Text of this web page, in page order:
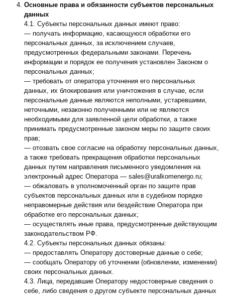
Основные права и обязанности субъектов персональных
данных
4.1. Субъекты персональных данных имеют право:
— получать информацию, касающуюся обработки его
персональных данных, за исключением случаев,
предусмотренных федеральными законами. Перечень
информации и порядок ее получения установлен Законом о
персональных данных;
— требовать от оператора уточнения его персональных
данных, их блокирования или уничтожения в случае, если
персональные данные являются неполными, устаревшими,
неточными, незаконно полученными или не являются
необходимыми для заявленной цели обработки, а также
принимать предусмотренные законом меры по защите своих
прав;
— отозвать свое согласие на обработку персональных данных,
а также требовать прекращения обработки персональных
данных путем направления письменного уведомления на
электронный адрес Оператора — sales@uralkomenergo.ru;
— обжаловать в уполномоченный орган по защите прав
субъектов персональных данных или в судебном порядке
неправомерные действия или бездействие Оператора при
обработке его персональных данных;
— осуществлять иные права, предусмотренные действующим
законодательством РФ.
4.2. Субъекты персональных данных обязаны:
— предоставлять Оператору достоверные данные о себе;
— сообщать Оператору об уточнении (обновлении, изменении)
своих персональных данных.
4.3. Лица, передавшие Оператору недостоверные сведения о
себе, либо сведения о другом субъекте персональных данных